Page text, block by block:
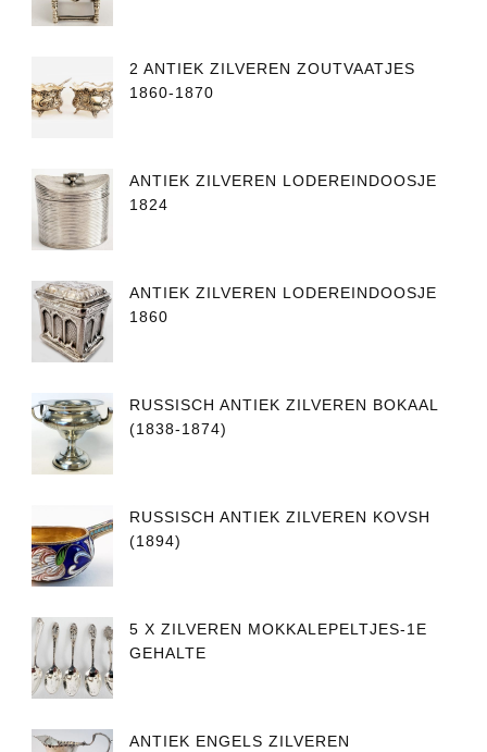
2 ANTIEK ZILVEREN ZOUTVAATJES
1860-1870
ANTIEK ZILVEREN LODEREINDOOSJE
1824
ANTIEK ZILVEREN LODEREINDOOSJE
1860
RUSSISCH ANTIEK ZILVEREN BOKAAL
(1838-1874)
RUSSISCH ANTIEK ZILVEREN KOVSH
(1894)
5 X ZILVEREN MOKKALEPELTJES-1E
GEHALTE
ANTIEK ENGELS ZILVEREN